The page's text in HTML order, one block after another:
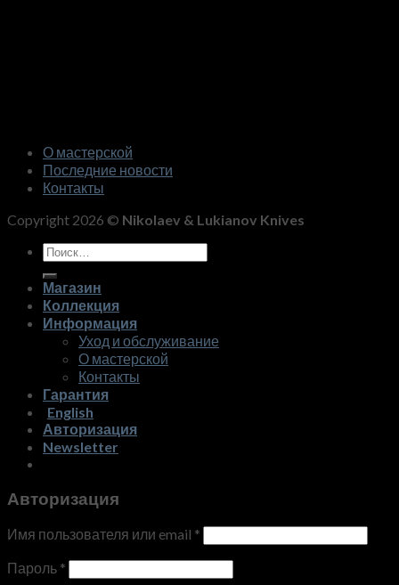
О мастерской
Последние новости
Контакты
Copyright 2026 © Nikolaev & Lukianov Knives
Искать:
Магазин
Коллекция
Информация
Уход и обслуживание
О мастерской
Контакты
Гарантия
English
Авторизация
Newsletter
Авторизация
Имя пользователя или email *
Пароль *